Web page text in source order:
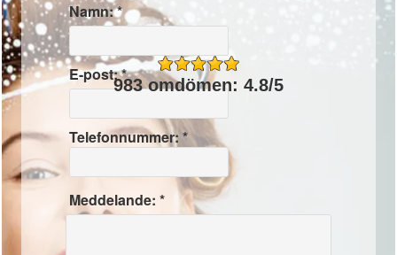
Namn: *
E-post: *
Telefonnummer: *
Meddelande: *
983 omdömen: 4.8/5